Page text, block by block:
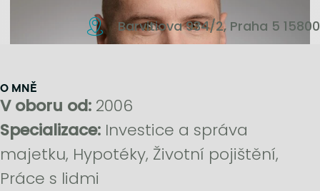
Barvitiova 934/2, Praha 5 15800
O MNĚ
V oboru od: 2006
Specializace: Investice a správa
majetku, Hypotéky, Životní pojištění,
Práce s lidmi